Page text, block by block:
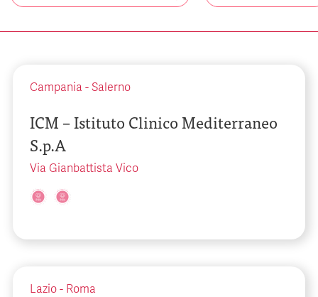
Campania - Salerno
ICM – Istituto Clinico Mediterraneo
S.p.A
Via Gianbattista Vico
Lazio - Roma